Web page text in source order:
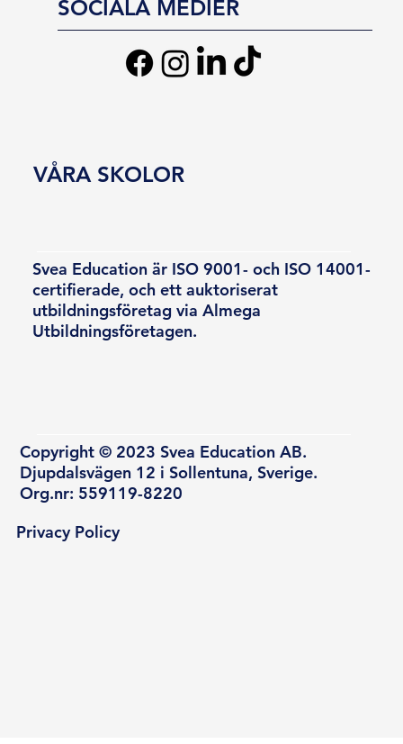
SOCIALA MEDIER
Svea Education är ISO 9001- och ISO 14001-
certifierade, och ett auktoriserat
utbildningsföretag via Almega
Utbildningsföretagen.
Copyright © 2023 Svea Education AB.
Djupdalsvägen 12 i Sollentuna, Sverige.
Org.nr: 559119-8220
VÅRA SKOLOR
Privacy Policy